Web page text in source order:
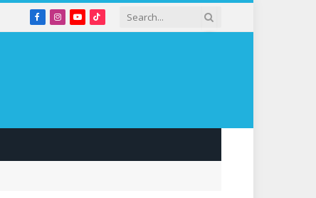
Facebook
Instagram
YouTubeTikTok